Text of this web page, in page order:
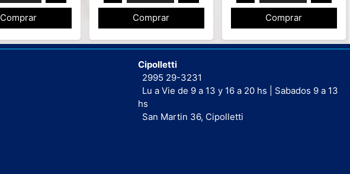
Comprar Comprar Comprar
Cipolletti
2995 29-3231
Lu a Vie de 9 a 13 y 16 a 20 hs | Sabados 9 a 13
hs
San Martin 36, Cipolletti